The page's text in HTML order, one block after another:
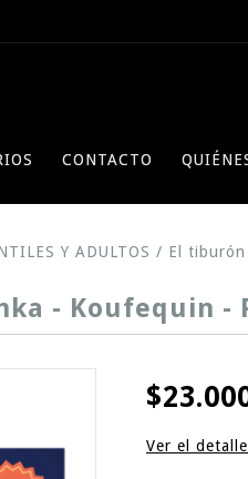
CONTACTO
Y ADULTOS / El
- Koufequin -
Ver el